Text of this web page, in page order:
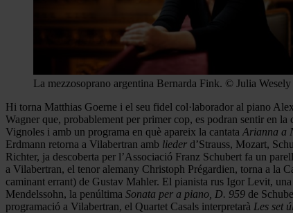
La mezzosoprano argentina Bernarda Fink. © Julia Wesely
Hi torna Matthias Goerne i el seu fidel col·laborador al piano
Wagner que, probablement per primer cop, es podran sentir en
Vignoles i amb un programa en què apareix la cantata Arianna a
Erdmann retorna a Vilabertran amb lieder d’Strauss, Mozart,
Richter, ja descoberta per l’Associació Franz Schubert fa un
a Vilabertran, el tenor alemany Christoph Prégardien, torna a la
caminant errant) de Gustav Mahler. El pianista rus Igor Levit,
Mendelssohn, la penúltima Sonata per a piano, D. 959 de
programació a Vilabertran, el Quartet Casals interpretarà Les set